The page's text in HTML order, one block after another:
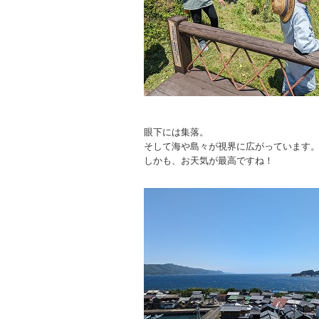
眼下には集落。
そして海や島々が視界に広がっています。
しかも、お天気が最高ですね！